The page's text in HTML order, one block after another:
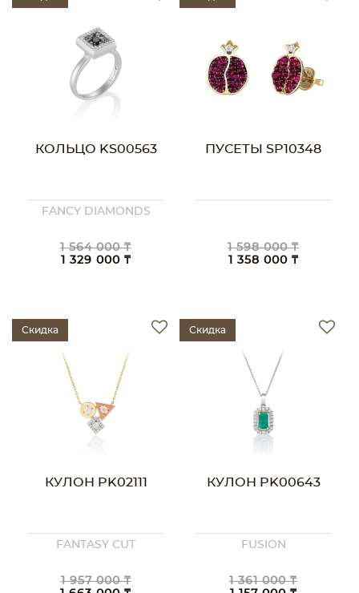
КОЛЬЦО KS00563
FANCY DIAMONDS
1 564 000 ₸
1 329 000 ₸
ПУСЕТЫ SP10348
1 598 000 ₸
1 358 000 ₸
Скидка
КУЛОН PK02111
FANTASY CUT
1 957 000 ₸
Скидка
КУЛОН PK00643
FUSION
1 361 000 ₸